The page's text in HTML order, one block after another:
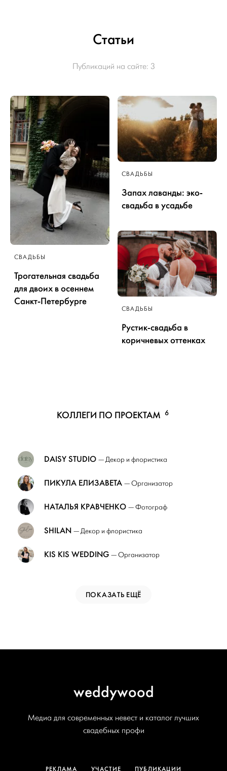
Статьи
Публикаций на сайте: 3
СВАДЬБЫ
Трогательная свадьба
для двоих в осеннем
Санкт-Петербурге
СВАДЬБЫ
Запах лаванды: эко-
свадьба в усадьбе
СВАДЬБЫ
Рустик-свадьба в
коричневых оттенках
КОЛЛЕГИ ПО ПРОЕКТАМ 6
DAISY STUDIO — Декор и флористика
ПИКУЛА ЕЛИЗАВЕТА — Организатор
НАТАЛЬЯ КРАВЧЕНКО — Фотограф
SHILAN — Декор и флористика
KIS KIS WEDDING — Организатор
ПОКАЗАТЬ ЕЩЁ
weddywood
Медиа для современных невест и каталог лучших
свадебных профи
РЕКЛАМА УЧАСТИЕ ПУБЛИКАЦИИ